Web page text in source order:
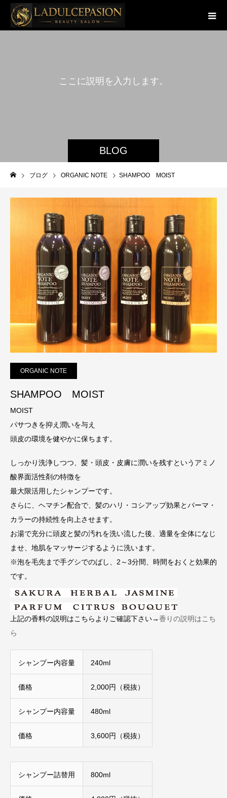
BLOG
こ こ に説明 を 入 力 し ま す。
ブログ ORGANIC NOTE SHAMPOO MOIST
ORGANIC NOTE
SHAMPOO MOIST
MOIST
パサつきを抑え潤いを与え
頭皮の環境を健やかに保ちます。
しっかり洗浄しつつ、髪・頭皮・皮膚に潤いを残すというアミノ
酸界面活性剤の特徴を
最大限活用したシャンプーです。
さらに、ヘマチン配合で、髪のハリ・コシアップ効果とパーマ・
カラーの持続性を向上させます。
お湯で充分に頭皮と髪の汚れを洗い流した後、適量を全体になじ
ませ、地肌をマッサージするように洗います。
※泡を毛先まで手グシでのばし、2～3分間、時間をおくと効果的
です。
上記の香料の説明はこちらよりご確認下さい→香りの説明はこち
ら
シャンプー内容量 240ml
価格 2,000円（税抜）
シャンプー内容量 480ml
価格 3,600円（税抜）
シャンプー詰替用 800ml